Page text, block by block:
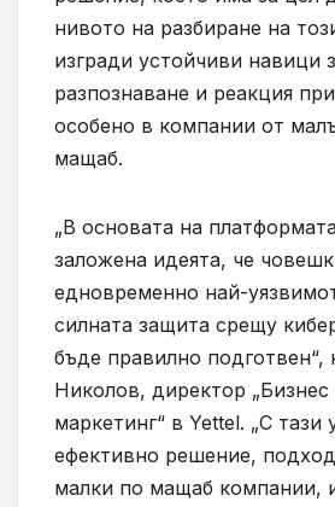
нивото на разбиране на
изгради устойчиви навици
разпознаване и реакция
особено в компании от
мащаб.
„В основата на
заложена идеята, че
едновременно най-
силната защита срещу
бъде правилно подготвен“,
Николов, директор
маркетинг“ в Yettel. „С тази
ефективно решение,
малки по мащаб компании,